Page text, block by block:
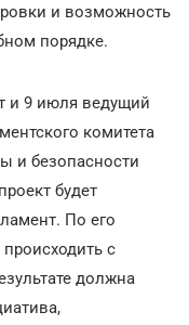
и возможность
порядке.
и 9 июля ведущий
комитета
и безопасности
будет
По его
с
должна